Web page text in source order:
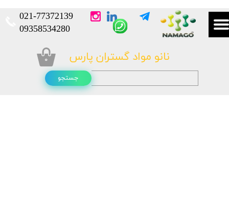
نانو مواد گستران پارس
021-77372139​​​​​​​
​​​​​​​09358534280
جستجو
۰